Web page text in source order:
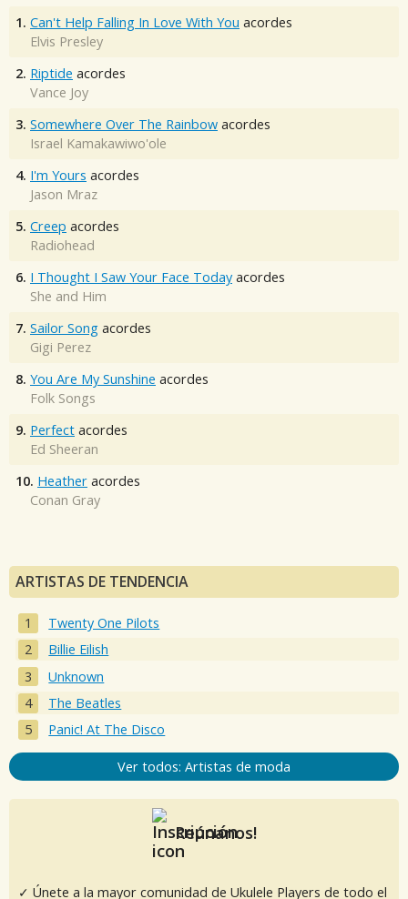
1. Can't Help Falling In Love With You acordes
Elvis Presley
2. Riptide acordes
Vance Joy
3. Somewhere Over The Rainbow acordes
Israel Kamakawiwo'ole
4. I'm Yours acordes
Jason Mraz
5. Creep acordes
Radiohead
6. I Thought I Saw Your Face Today acordes
She and Him
7. Sailor Song acordes
Gigi Perez
8. You Are My Sunshine acordes
Folk Songs
9. Perfect acordes
Ed Sheeran
10. Heather acordes
Conan Gray
ARTISTAS DE TENDENCIA
Twenty One Pilots
Billie Eilish
Unknown
The Beatles
Panic! At The Disco
Ver todos: Artistas de moda
Reúnanos!
✓ Únete a la mayor comunidad de Ukulele Players de todo el